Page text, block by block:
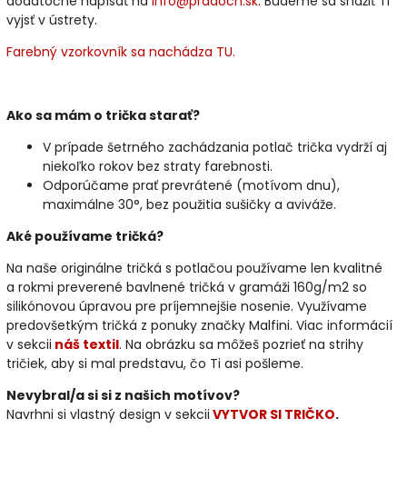
vyjsť v ústrety.
Farebný vzorkovník sa nachádza TU.
Ako sa mám o trička starať?
V prípade šetrného zachádzania potlač trička vydrží aj
niekoľko rokov bez straty farebnosti.
Odporúčame prať prevrátené (motívom dnu),
maximálne 30°, bez použitia sušičky a aviváže.
Aké používame tričká?
Na naše originálne tričká s potlačou používame len kvalitné
a rokmi preverené bavlnené tričká v gramáži 160g/m2 so
silikónovou úpravou pre príjemnejšie nosenie. Využívame
predovšetkým tričká z ponuky značky Malfini. Viac informácií
v sekcii náš textil. Na obrázku sa môžeš pozrieť na strihy
tričiek, aby si mal predstavu, čo Ti asi pošleme.
Nevybral/a si si z našich motívov?
Navrhni si vlastný design v sekcii VYTVOR SI TRIČKO.